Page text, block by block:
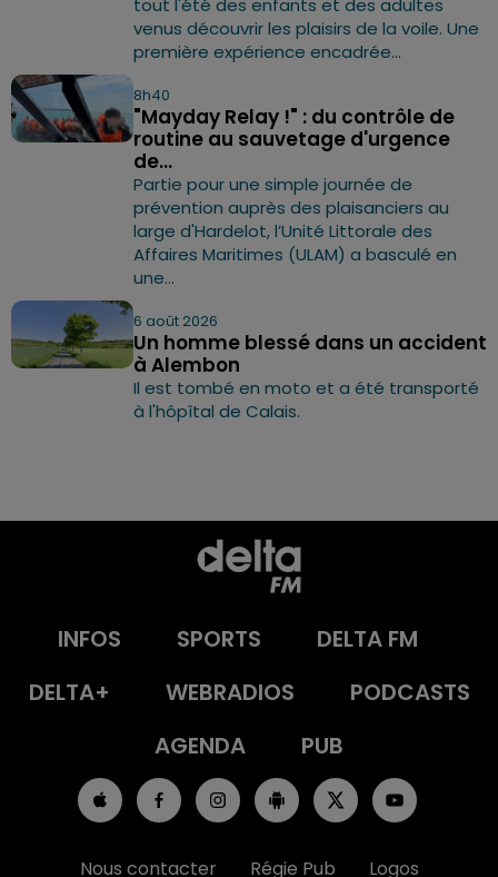
venus découvrir les plaisirs de la voile. Une
première expérience encadrée...
8h40
"Mayday Relay !" : du contrôle de
routine au sauvetage d'urgence
de...
Partie pour une simple journée de
prévention auprès des plaisanciers au
large d'Hardelot, l’Unité Littorale des
Affaires Maritimes (ULAM) a basculé en
une...
6 août 2026
Un homme blessé dans un accident
à Alembon
Il est tombé en moto et a été transporté
à l'hôpîtal de Calais.
INFOS SPORTS
DELTA FM
DELTA+
WEBRADIOS
PODCASTS
AGENDA
PUB
Nous contacter Régie Pub Logos